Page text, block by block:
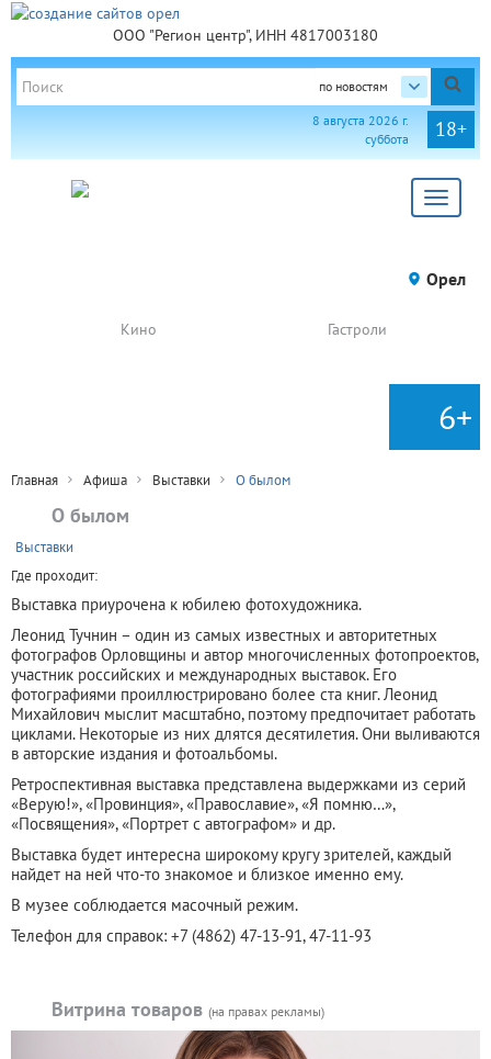
ООО "Регион центр", ИНН 4817003180
по новостям
18+
8 августа 2026 г.
суббота
Toggle
Орел
Кино Гастроли
6+
Главная Афиша Выставки О былом
О былом
Выставки
Где проходит:
Выставка приурочена к юбилею фотохудожника.
Леонид Тучнин – один из самых известных и авторитетных
фотографов Орловщины и автор многочисленных фотопроектов,
участник российских и международных выставок. Его
фотографиями проиллюстрировано более ста книг. Леонид
Михайлович мыслит масштабно, поэтому предпочитает работать
циклами. Некоторые из них длятся десятилетия. Они выливаются
в авторские издания и фотоальбомы.
Ретроспективная выставка представлена выдержками из серий
«Верую!», «Провинция», «Православие», «Я помню…»,
«Посвящения», «Портрет с автографом» и др.
Выставка будет интересна широкому кругу зрителей, каждый
найдет на ней что-то знакомое и близкое именно ему.
В музее соблюдается масочный режим.
Телефон для справок: +7 (4862) 47-13-91, 47-11-93
Витрина товаров (на правах рекламы)